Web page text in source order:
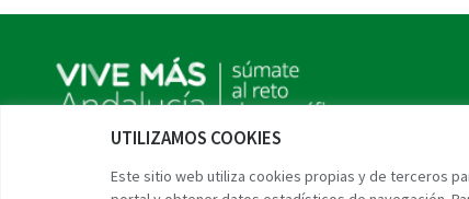
UTILIZAMOS COOKIES
Este sitio web utiliza cookies propias y de terceros